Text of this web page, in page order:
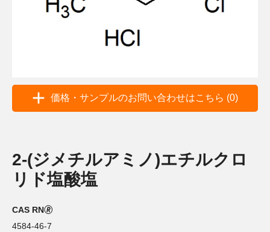
価格・サンプルのお問い合わせはこちら (0)
2-(ジメチルアミノ)エチルクロ
リド塩酸塩
CAS RN🄬
4584-46-7